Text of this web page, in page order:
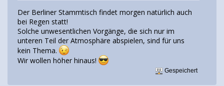
Der Berliner Stammtisch findet morgen natürlich auch
bei Regen statt!
Solche unwesentlichen Vorgänge, die sich nur im
unteren Teil der Atmosphäre abspielen, sind für uns
kein Thema.
Wir wollen höher hinaus!
Gespeichert